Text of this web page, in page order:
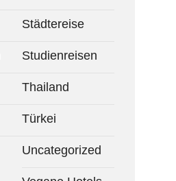
Städtereise
Studienreisen
Thailand
Türkei
Uncategorized